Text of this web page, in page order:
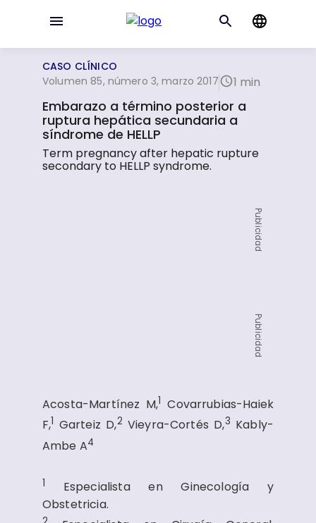
CASO CLÍNICO
Volumen 85, número 3, marzo 2017
1 min
Embarazo a término posterior a
ruptura hepática secundaria a
síndrome de HELLP
Term pregnancy after hepatic rupture
secondary to HELLP syndrome.
Publicidad
Publicidad
Acosta-Martínez M,1 Covarrubias-Haiek
F,1 Garteiz D,2 Vieyra-Cortés D,3 Kably-
Ambe A4
1
Especialista en Ginecología y
Obstetricia.